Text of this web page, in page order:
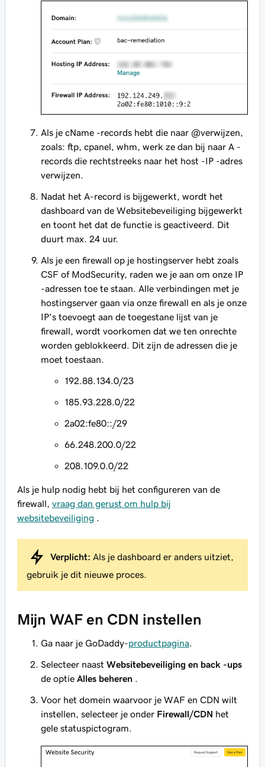
Als je cName -records hebt die naar @verwijzen,
zoals: ftp, cpanel, whm, werk ze dan bij naar A -
records die rechtstreeks naar het host -IP -adres
verwijzen.
Nadat het A-record is bijgewerkt, wordt het
dashboard van de Websitebeveiliging bijgewerkt
en toont het dat de functie is geactiveerd. Dit
duurt max. 24 uur.
Als je een firewall op je hostingserver hebt zoals
CSF of ModSecurity, raden we je aan om onze IP
-adressen toe te staan. Alle verbindingen met je
hostingserver gaan via onze firewall en als je onze
IP's toevoegt aan de toegestane lijst van je
firewall, wordt voorkomen dat we ten onrechte
worden geblokkeerd. Dit zijn de adressen die je
moet toestaan.
192.88.134.0/23
185.93.228.0/22
2a02:fe80::/29
66.248.200.0/22
208.109.0.0/22
Als je hulp nodig hebt bij het configureren van de
firewall, vraag dan gerust om hulp bij
websitebeveiliging
Verplicht: Als je dashboard er anders uitziet,
gebruik je dit nieuwe proces.
Mijn WAF en CDN instellen
Ga naar je GoDaddy-productpagina
Selecteer naast Websitebeveiliging en back -ups
de optie Alles beheren
Voor het domein waarvoor je WAF en CDN wilt
instellen, selecteer je onder Firewall/CDN het
gele statuspictogram.